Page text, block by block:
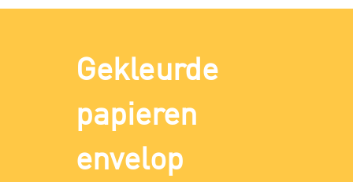
Gekleurde
papieren
envelop